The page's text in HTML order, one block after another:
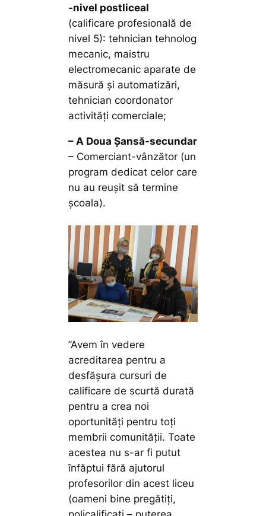
-nivel postliceal
(calificare profesională de
nivel 5): tehnician tehnolog
mecanic, maistru
electromecanic aparate de
măsură și automatizări,
tehnician coordonator
activități comerciale;
– A Doua Șansă-secundar
– Comerciant-vânzător (un
program dedicat celor care
nu au reușit să termine
școala).
”Avem în vedere
acreditarea pentru a
desfășura cursuri de
calificare de scurtă durată
pentru a crea noi
oportunități pentru toți
membrii comunității. Toate
acestea nu s-ar fi putut
înfăptui fără ajutorul
profesorilor din acest liceu
(oameni bine pregătiți,